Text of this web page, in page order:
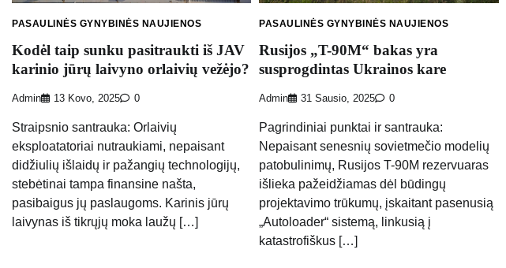
PASAULINĖS GYNYBINĖS NAUJIENOS
Kodėl taip sunku pasitraukti iš JAV
karinio jūrų laivyno orlaivių vežėjo?
Admin 13 Kovo, 2025 0
Straipsnio santrauka: Orlaivių
eksploatatoriai nutraukiami, nepaisant
didžiulių išlaidų ir pažangių technologijų,
stebėtinai tampa finansine našta,
pasibaigus jų paslaugoms. Karinis jūrų
laivynas iš tikrųjų moka laužų […]
PASAULINĖS GYNYBINĖS NAUJIENOS
Rusijos „T-90M“ bakas yra
susprogdintas Ukrainos kare
Admin 31 Sausio, 2025 0
Pagrindiniai punktai ir santrauka:
Nepaisant senesnių sovietmečio modelių
patobulinimų, Rusijos T-90M rezervuaras
išlieka pažeidžiamas dėl būdingų
projektavimo trūkumų, įskaitant pasenusią
„Autoloader“ sistemą, linkusią į
katastrofiškus […]